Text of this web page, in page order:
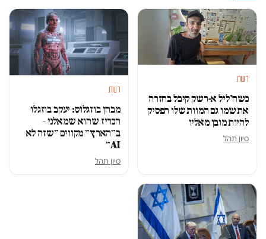
דעות
כשח'ליל א-רשק קיבל בחזרה
את שמו גם המוות שלו הפסיק
להיות מובן מאליו
סיון תהל
דעות
מבחן בוזגלוס: יעקב בוזגלו
הכריז שהוא שמאלני –
ב״הארץ״ מקווים ״שזה לא
AI״
סיון תהל